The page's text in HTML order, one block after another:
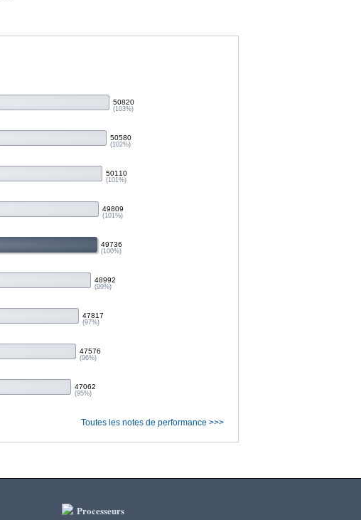
50820
(103%)
50580
(102%)
50110
(101%)
49809
(101%)
49736
(100%)
48992
(99%)
47817
(97%)
47576
(96%)
47062
(95%)
Toutes les notes de performance >>>
Processeurs